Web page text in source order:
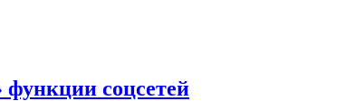
функции соцсетей